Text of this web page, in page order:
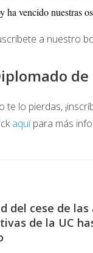
ha vencido
a nuestro
te lo pierdas,
aquípara más
del cese de
de la UC